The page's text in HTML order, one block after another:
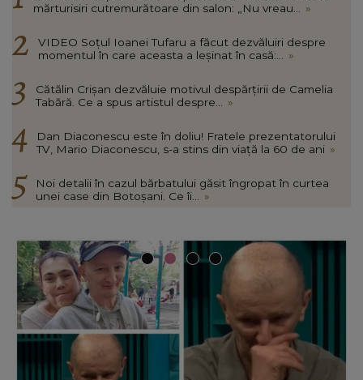
mărturisiri cutremurătoare din salon: „Nu vreau...
»
VIDEO Soțul Ioanei Tufaru a făcut dezvăluiri despre
momentul în care aceasta a leșinat în casă:...
»
Cătălin Crișan dezvăluie motivul despărțirii de Camelia
Tabără. Ce a spus artistul despre...
»
Dan Diaconescu este în doliu! Fratele prezentatorului
TV, Mario Diaconescu, s-a stins din viață la 60 de ani »
Noi detalii în cazul bărbatului găsit îngropat în curtea
unei case din Botoșani. Ce îi...
»